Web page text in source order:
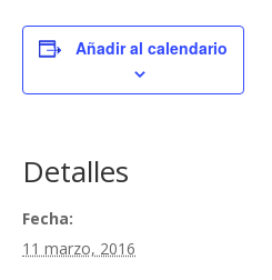
Añadir al calendario
Detalles
Fecha:
11 marzo, 2016